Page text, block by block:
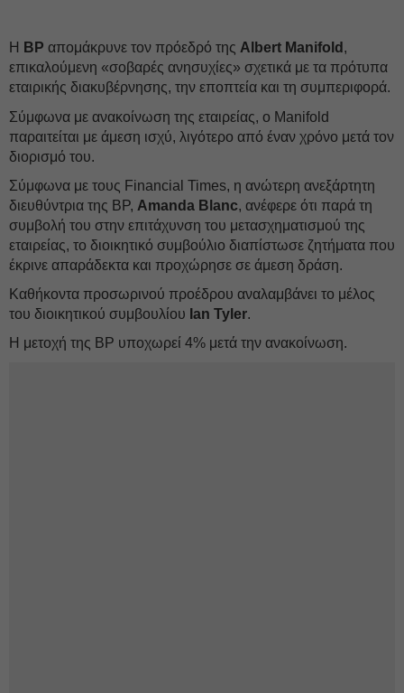
Η BP απομάκρυνε τον πρόεδρό της Albert Manifold ,
επικαλούμενη «σοβαρές ανησυχίες» σχετικά με τα πρότυπα
εταιρικής διακυβέρνησης, την εποπτεία και τη συμπεριφορά.
Σύμφωνα με ανακοίνωση της εταιρείας, ο Manifold
παραιτείται με άμεση ισχύ, λιγότερο από έναν χρόνο μετά τον
διορισμό του.
Σύμφωνα με τους Financial Times, η ανώτερη ανεξάρτητη
διευθύντρια της BP, Amanda Blanc, ανέφερε ότι παρά τη
συμβολή του στην επιτάχυνση του μετασχηματισμού της
εταιρείας, το διοικητικό συμβούλιο διαπίστωσε ζητήματα που
έκρινε απαράδεκτα και προχώρησε σε άμεση δράση.
Καθήκοντα προσωρινού προέδρου αναλαμβάνει το μέλος
του διοικητικού συμβουλίου Ian Tyler.
Η μετοχή της BP υποχωρεί 4% μετά την ανακοίνωση.